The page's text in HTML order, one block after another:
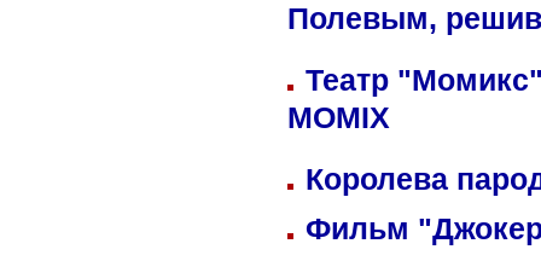
Полевым,
Театр
MOMIX
Королева
Фильм